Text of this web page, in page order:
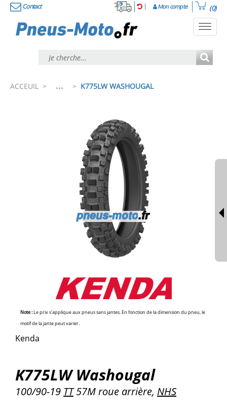
Contact Mon compte (0)
ACCEUIL > ... > K775LW WASHOUGAL
Note :Le prix s'applique aux pneus sans jantes. En fonction de la dimension du pneu, le
motif de la jante peut varier.
Kenda
K775LW Washougal
100/90-19 TT57M roue arrière, NHS